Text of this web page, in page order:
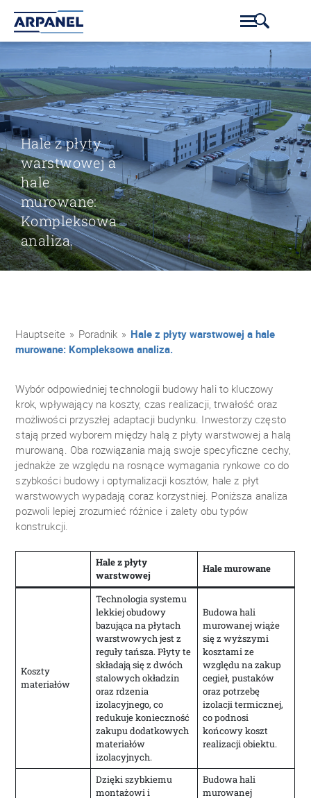
Hale z płyty
warstwowej a
hale
murowane:
Kompleksowa
analiza.
Hauptseite » Poradnik » Hale z płyty warstwowej a hale
murowane: Kompleksowa analiza.
Wybór odpowiedniej technologii budowy hali to kluczowy
krok, wpływający na koszty, czas realizacji, trwałość oraz
możliwości przyszłej adaptacji budynku. Inwestorzy często
stają przed wyborem między halą z płyty warstwowej a halą
murowaną. Oba rozwiązania mają swoje specyficzne cechy,
jednakże ze względu na rosnące wymagania rynkowe co do
szybkości budowy i optymalizacji kosztów, hale z płyt
warstwowych wypadają coraz korzystniej. Poniższa analiza
pozwoli lepiej zrozumieć różnice i zalety obu typów
konstrukcji.
Hale z płyty
warstwowej
Hale murowane
Koszty
materiałów
Technologia systemu
lekkiej obudowy
bazująca na płytach
warstwowych jest z
reguły tańsza. Płyty te
składają się z dwóch
stalowych okładzin
oraz rdzenia
izolacyjnego, co
redukuje konieczność
zakupu dodatkowych
materiałów
izolacyjnych.
Budowa hali
murowanej wiąże
się z wyższymi
kosztami ze
względu na zakup
cegieł, pustaków
oraz potrzebę
izolacji termicznej,
co podnosi
końcowy koszt
realizacji obiektu.
Dzięki szybkiemu
montażowi i
Budowa hali
murowanej